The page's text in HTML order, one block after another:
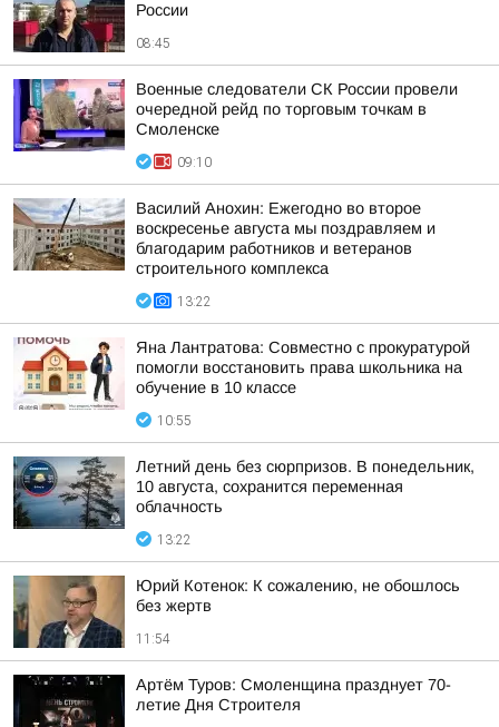
России
08:45
Военные следователи СК России провели
очередной рейд по торговым точкам в
Смоленске
09:10
Василий Анохин: Ежегодно во второе
воскресенье августа мы поздравляем и
благодарим работников и ветеранов
строительного комплекса
13:22
Яна Лантратова: Совместно с прокуратурой
помогли восстановить права школьника на
обучение в 10 классе
10:55
Летний день без сюрпризов. В понедельник,
10 августа, сохранится переменная
облачность
13:22
Юрий Котенок: К сожалению, не обошлось
без жертв
11:54
Артём Туров: Смоленщина празднует 70-
летие Дня Строителя